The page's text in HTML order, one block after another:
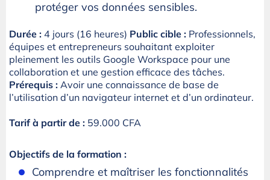
protéger vos données sensibles.
Durée : 4 jours (16 heures) Public cible : Professionnels,
équipes et entrepreneurs souhaitant exploiter
pleinement les outils Google Workspace pour une
collaboration et une gestion efficace des tâches.
Prérequis : Avoir une connaissance de base de
l’utilisation d’un navigateur internet et d’un ordinateur.
Tarif à partir de : 59.000 CFA
Objectifs de la formation :
Comprendre et maîtriser les fonctionnalités